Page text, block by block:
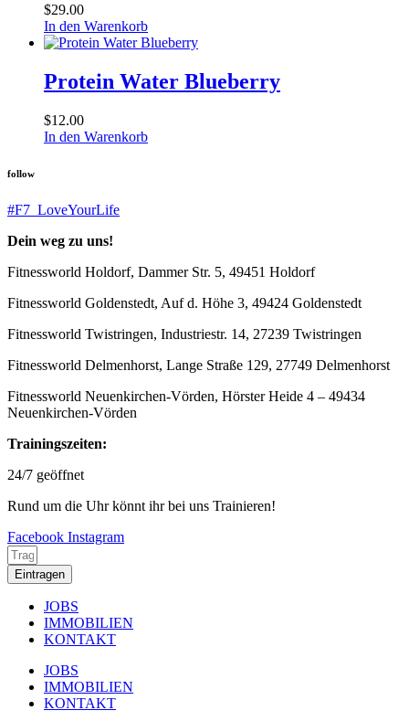
$29.00
In den Warenkorb
Protein Water Blueberry
$12.00
In den Warenkorb
follow
#F7_LoveYourLife
Dein weg zu uns!
Fitnessworld Holdorf, Dammer Str. 5, 49451 Holdorf
Fitnessworld Goldenstedt, Auf d. Höhe 3, 49424 Goldenstedt
Fitnessworld Twistringen, Industriestr. 14, 27239 Twistringen
Fitnessworld Delmenhorst, Lange Straße 129, 27749 Delmenhorst
Fitnessworld Neuenkirchen-Vörden, Hörster Heide 4 – 49434
Neuenkirchen-Vörden
Trainingszeiten:
24/7 geöffnet
Rund um die Uhr könnt ihr bei uns Trainieren!
Facebook Instagram
Eintragen
JOBS
IMMOBILIEN
KONTAKT
JOBS
IMMOBILIEN
KONTAKT